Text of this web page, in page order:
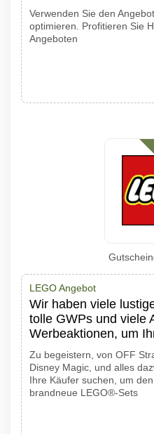
Verwenden Sie den
optimieren. Profitieren Sie
Angeboten
LEGO Angebot
Wir haben viele
tolle GWPs und viele
Werbeaktionen, um
Zu begeistern, von OFF
Disney Magic, und alles
Ihre Käufer suchen, um
brandneue LEGO®-Sets